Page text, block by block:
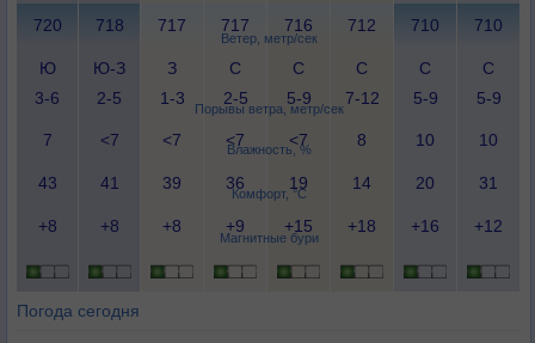
Ветер, метр/сек
Порывы ветра, метр/сек
Влажность, %
Комфорт, °C
Магнитные бури
720 718 717 717 716 712 710 710
Ю
3-6
Ю-З
2-5
З
1-3
С
2-5
С
5-9
С
7-12
С
5-9
С
5-9
7 <7 <7 <7 <7 8 10 10
43 41 39 36 19 14 20 31
+8 +8 +8 +9 +15 +18 +16 +12
Погода сегодня